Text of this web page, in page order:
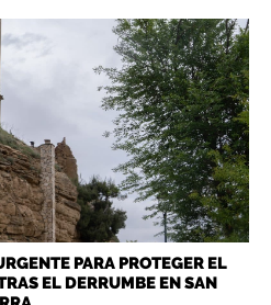
PARA PROTEGER EL
EL DERRUMBE EN SAN